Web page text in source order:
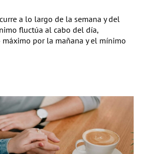
a lo largo de la semana y del
fluctúa al cabo del día,
por la mañana y el mínimo